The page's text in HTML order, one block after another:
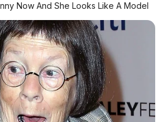
MPV Ultra-Mewah EREV 531 HP
Alphard
LIHAT LAINNYA
Now And She Looks Like A Model